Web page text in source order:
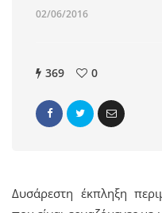
02/06/2016
369 0
Δυσάρεστη έκπληξη